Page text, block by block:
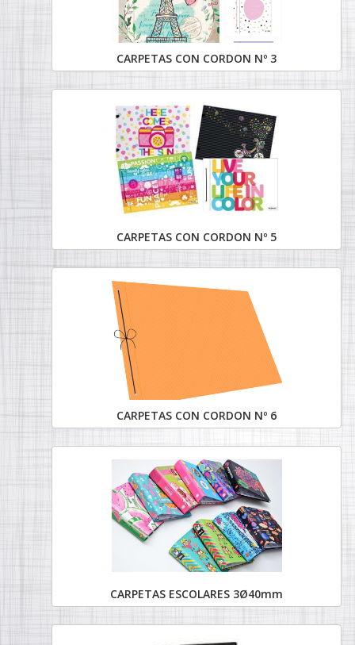
CARPETAS CON CORDON Nº 3
CARPETAS CON CORDON Nº 5
CARPETAS CON CORDON Nº 6
CARPETAS ESCOLARES 3Ø40mm